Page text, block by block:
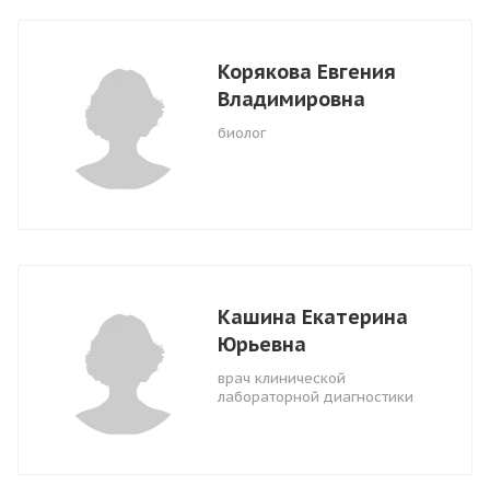
Корякова Евгения
Владимировна
биолог
Кашина Екатерина
Юрьевна
врач клинической
лабораторной диагностики